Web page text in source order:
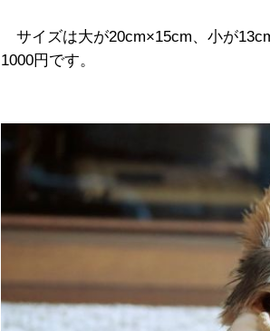
サイズは大が20cm×15cm、小が
1000円です。